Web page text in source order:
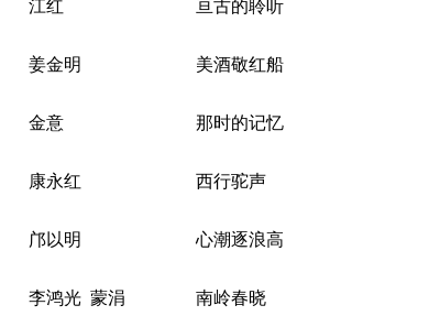
姜金明 美酒敬红船
金意 那时的记忆
康永红 西行驼声
邝以明 心潮逐浪高
李鸿光 蒙涓 南岭春晓